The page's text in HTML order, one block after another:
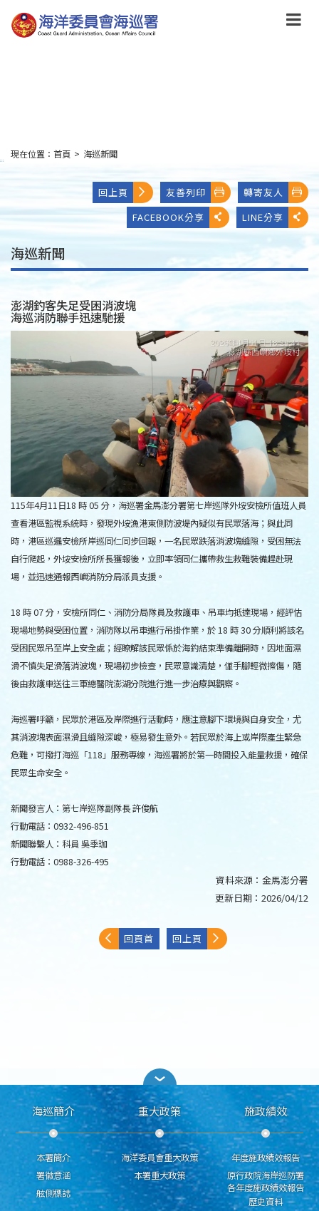
到
主
:::
現在位置： 首頁 > 海巡新聞
回上頁 友善列印
轉寄友人
FACEBOOK分享
LINE分享
海巡新聞
澎湖釣客失足受困消波塊
海巡消防聯手迅速馳援
115年4月11日18 時 05 分，海巡署金馬澎分署第七岸巡隊外垵安檢所值班人員
查看港區監視系統時，發現外垵漁港東側防波堤內疑似有民眾落海；與此同
時，港區巡邏安檢所岸巡同仁同步回報，一名民眾跌落消波塊縫隙，受困無法
自行爬起，外垵安檢所所長獲報後，立即率領同仁攜帶救生救難裝備趕赴現
場，並迅速通報西嶼消防分局派員支援。
18 時 07 分，安檢所同仁、消防分局隊員及救護車、吊車均抵達現場，經評估
現場地勢與受困位置，消防隊以吊車進行吊掛作業，於 18 時 30 分順利將該名
受困民眾吊至岸上安全處；經瞭解該民眾係於海釣結束準備離開時，因地面濕
滑不慎失足滑落消波塊，現場初步檢查，民眾意識清楚，僅手腳輕微擦傷，隨
後由救護車送往三軍總醫院澎湖分院進行進一步治療與觀察。
海巡署呼籲，民眾於港區及岸際進行活動時，應注意腳下環境與自身安全，尤
其消波塊表面濕滑且縫隙深峻，極易發生意外。若民眾於海上或岸際產生緊急
危難，可撥打海巡「118」服務專線，海巡署將於第一時間投入能量救援，確保
民眾生命安全。
新聞發言人：第七岸巡隊副隊長 許俊航
行動電話：0932-496-851
新聞聯繫人：科員 吳季珈
行動電話：0988-326-495
資料來源： 金馬澎分署
更新日期： 2026/04/12
回頁首 回上頁
海巡簡介
本署簡介
署徽意涵
舷側標誌
重大政策
海洋委員會重大政策
本署重大政策
施政績效
年度施政績效報告
原行政院海岸巡防署
各年度施政績效報告
歷史資料